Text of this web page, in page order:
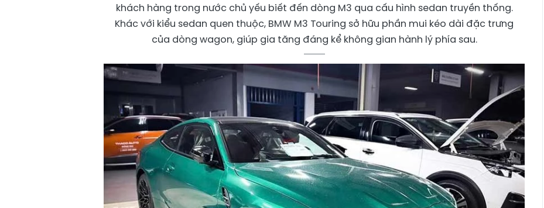
khách hàng trong nước chủ yếu biết đến dòng M3 qua cấu hình sedan truyền thống.
Khác với kiểu sedan quen thuộc, BMW M3 Touring sở hữu phần mui kéo dài đặc trưng
của dòng wagon, giúp gia tăng đáng kể không gian hành lý phía sau.